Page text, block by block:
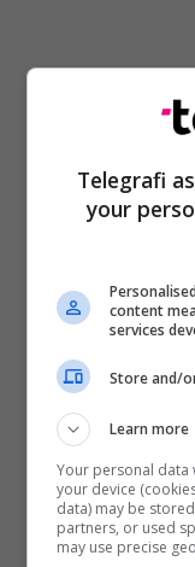
Telegrafi
your
content
services
Store and/
Learn more
Your personal
your device
data) may be
partners, or used
may use precise